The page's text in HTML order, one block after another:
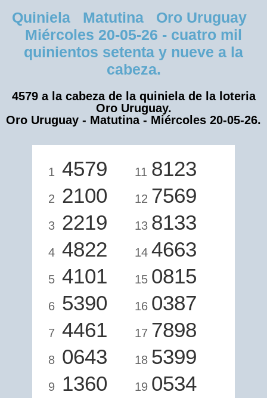
Quiniela Matutina Oro Uruguay
Miércoles 20-05-26 - cuatro mil
quinientos setenta y nueve a la
cabeza.
4579 a la cabeza de la quiniela de la loteria
Oro Uruguay.
Oro Uruguay - Matutina - Miércoles 20-05-26.
1 4579
2 2100
3 2219
4 4822
5 4101
6 5390
7 4461
8 0643
9 1360
11 8123
12 7569
13 8133
14 4663
15 0815
16 0387
17 7898
18 5399
19 0534